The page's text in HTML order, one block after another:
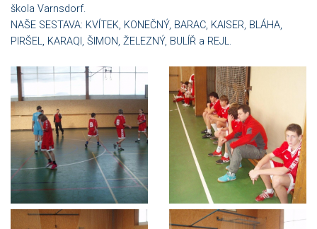
škola Varnsdorf.
NAŠE SESTAVA: KVÍTEK, KONEČNÝ, BARAC, KAISER, BLÁHA,
PIRŠEL, KARAQI, ŠIMON, ŽELEZNÝ, BULÍŘ a REJL.